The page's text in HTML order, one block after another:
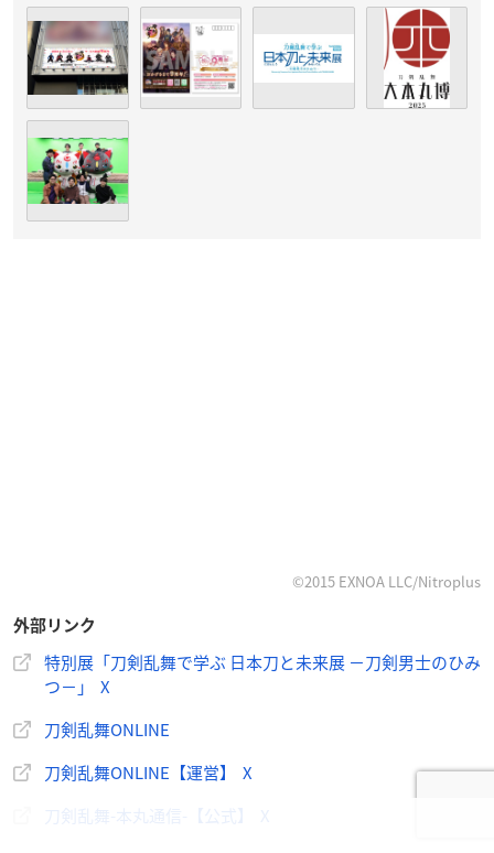
©2015 EXNOA LLC/Nitroplus
外部リンク
特別展「刀剣乱舞で学ぶ 日本刀と未来展 －刀剣男士のひみ
つ－」 X
刀剣乱舞ONLINE
刀剣乱舞ONLINE【運営】 X